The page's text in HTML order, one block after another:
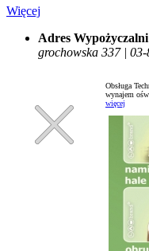
Więcej
Adres
grochowska 337 |
Obsługa
wynajem
więcej